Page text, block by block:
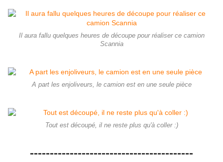
Il aura fallu quelques heures de découpe pour réaliser ce camion
Scannia
A part les enjoliveurs, le camion est en une seule pièce
Tout est découpé, il ne reste plus qu'à coller :)
-----------------------------------------